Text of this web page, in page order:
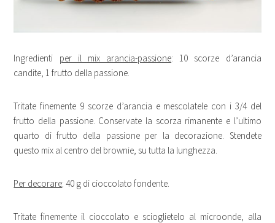
Ingredienti per il mix arancia-passione: 10 scorze d’arancia
candite, 1 frutto della passione.
Tritate finemente 9 scorze d’arancia e mescolatele con i 3/4 del
frutto della passione. Conservate la scorza rimanente e l’ultimo
quarto di frutto della passione per la decorazione. Stendete
questo mix al centro del brownie, su tutta la lunghezza.
Per decorare: 40 g di cioccolato fondente.
Tritate finemente il cioccolato e scioglietelo al microonde, alla